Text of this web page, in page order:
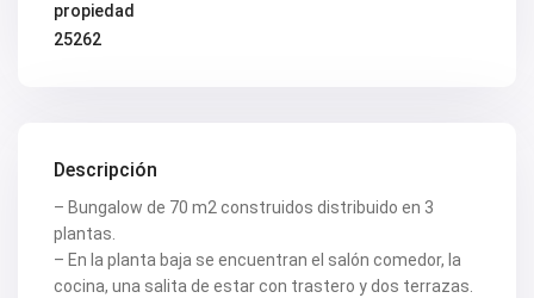
propiedad
25262
Descripción
– Bungalow de 70 m2 construidos distribuido en 3
plantas.
– En la planta baja se encuentran el salón comedor, la
cocina, una salita de estar con trastero y dos terrazas.